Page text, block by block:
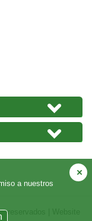
a nuestros
reservados | Website